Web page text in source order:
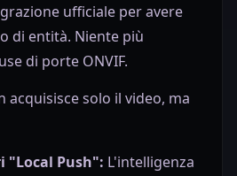
ufficiale per avere
di entità. Niente più
di porte ONVIF.
acquisisce solo il video, ma
"Local Push": L'intelligenza